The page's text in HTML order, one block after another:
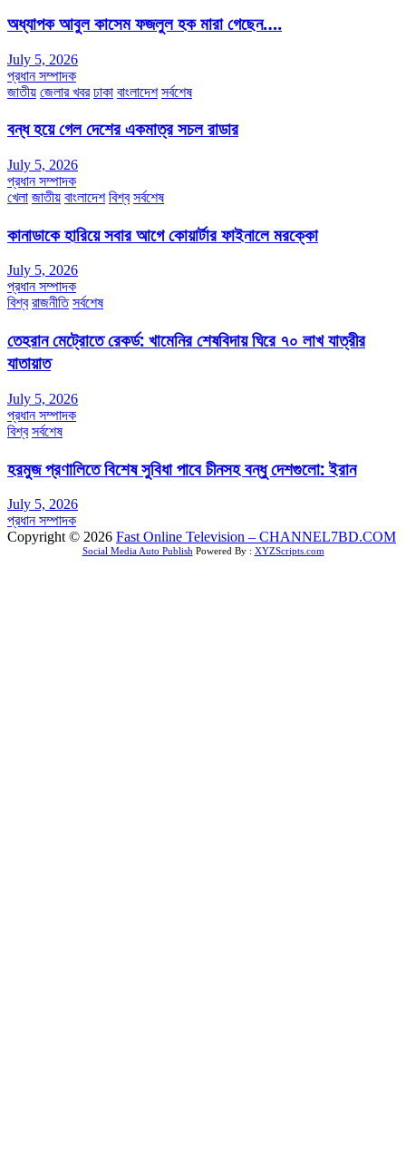
অধ্যাপক আবুল কাসেম ফজলুল হক মারা গেছেন….
July 5, 2026
প্রধান সম্পাদক
জাতীয় জেলার খবর ঢাকা বাংলাদেশ সর্বশেষ
বন্ধ হয়ে গেল দেশের একমাত্র সচল রাডার
July 5, 2026
প্রধান সম্পাদক
খেলা জাতীয় বাংলাদেশ বিশ্ব সর্বশেষ
কানাডাকে হারিয়ে সবার আগে কোয়ার্টার ফাইনালে মরক্কো
July 5, 2026
প্রধান সম্পাদক
বিশ্ব রাজনীতি সর্বশেষ
তেহরান মেট্রোতে রেকর্ড: খামেনির শেষবিদায় ঘিরে ৭০ লাখ যাত্রীর
যাতায়াত
July 5, 2026
প্রধান সম্পাদক
বিশ্ব সর্বশেষ
হরমুজ প্রণালিতে বিশেষ সুবিধা পাবে চীনসহ বন্ধু দেশগুলো: ইরান
July 5, 2026
প্রধান সম্পাদক
Copyright © 2026 Fast Online Television – CHANNEL7BD.COM
Social Media Auto Publish Powered By : XYZScripts.com